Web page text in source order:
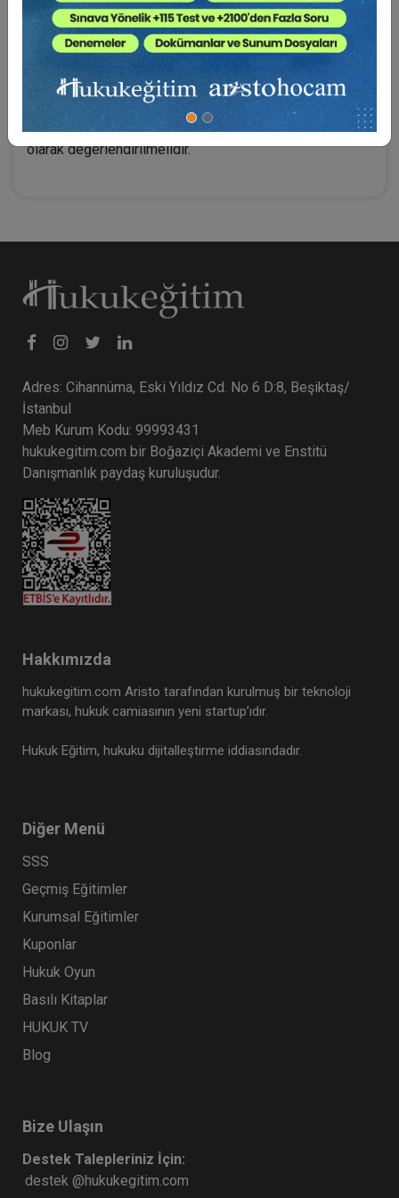
vadeye bağlandığı durumlarda ise, boşanma kararının
kesinleşmesi aynî hakkın kazanılması için yeterli
gerekebilmektedir. Ayrıca, taşınmaz üzerinde üçüncü
kişiler lehine kazandırmalar yapılması hâlinde, bu
düzenlemelerin hukuki niteliği ve icra kabiliyeti özel
olarak değerlendirilmelidir.
Adres: Cihannüma, Eski Yıldız Cd. No 6 D:8, Beşiktaş/
İstanbul
Meb Kurum Kodu: 99993431
hukukegitim.com bir Boğaziçi Akademi ve Enstitü
Danışmanlık paydaş kuruluşudur.
Hakkımızda
hukukegitim.com Aristo tarafından kurulmuş bir teknoloji
markası, hukuk camiasının yeni startup’ıdır.
Hukuk Eğitim, hukuku dijitalleştirme iddiasındadır.
Diğer Menü
SSS
Geçmiş Eğitimler
Kurumsal Eğitimler
Kuponlar
Hukuk Oyun
Basılı Kitaplar
HUKUK TV
Blog
Bize Ulaşın
Destek Talepleriniz İçin:
destek @hukukegitim.com